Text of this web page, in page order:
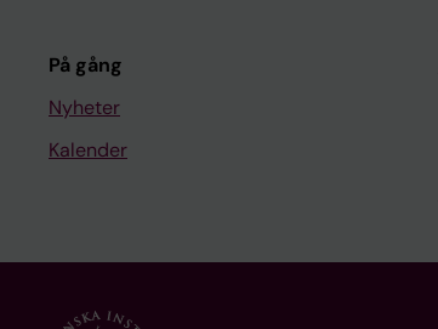
På gång
Nyheter
Kalender